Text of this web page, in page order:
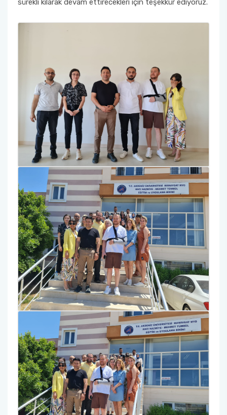
sürekli kılarak devam ettirecekleri için teşekkür ediyoruz.